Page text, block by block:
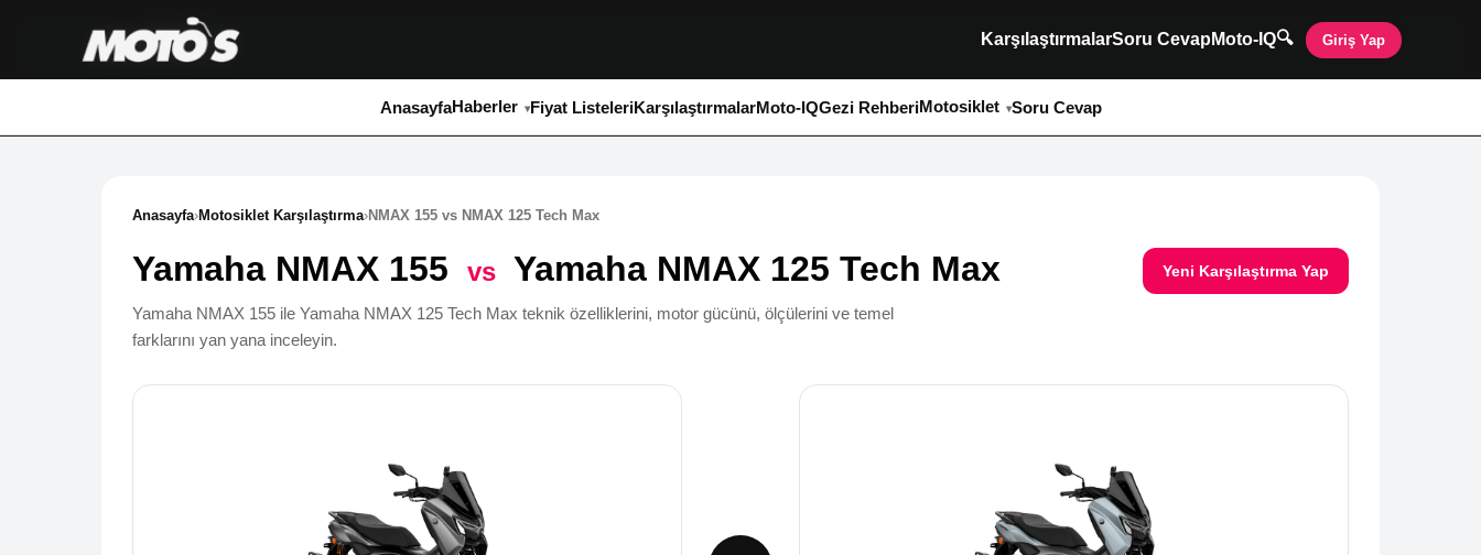
KarşılaştırmalarSoru Cevap Moto-IQ🔍 Giriş Yap
AnasayfaHaberler Fiyat ListeleriKarşılaştırmalarMoto-IQGezi RehberiMotosiklet Soru Cevap
Anasayfa›Motosiklet Karşılaştırma›NMAX 155 vs NMAX 125 Tech Max
Yamaha NMAX 155 vs Yamaha NMAX 125 Tech Max
Yamaha NMAX 155 ile Yamaha NMAX 125 Tech Max teknik özelliklerini, motor gücünü, ölçülerini ve temel
farklarını yan yana inceleyin.
Yeni Karşılaştırma Yap